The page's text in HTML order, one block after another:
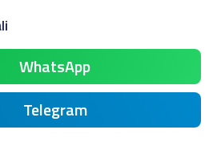
WhatsApp
Telegram